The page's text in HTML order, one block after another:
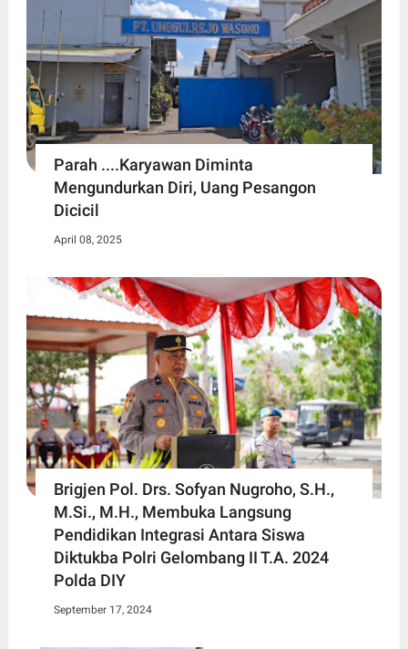
Parah ....Karyawan Diminta
Mengundurkan Diri, Uang Pesangon
Dicicil
April 08, 2025
Brigjen Pol. Drs. Sofyan Nugroho, S.H.,
M.Si., M.H., Membuka Langsung
Pendidikan Integrasi Antara Siswa
Diktukba Polri Gelombang II T.A. 2024
Polda DIY
September 17, 2024